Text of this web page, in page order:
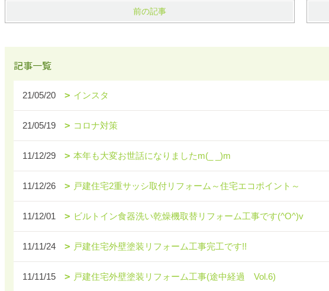
前の記事
記事一覧
21/05/20 インスタ
21/05/19 コロナ対策
11/12/29 本年も大変お世話になりましたm(_ _)m
11/12/26 戸建住宅2重サッシ取付リフォーム～住宅エコポイント～
11/12/01 ビルトイン食器洗い乾燥機取替リフォーム工事です(^O^)v
11/11/24 戸建住宅外壁塗装リフォーム工事完工です!!
11/11/15 戸建住宅外壁塗装リフォーム工事(途中経過 Vol.6)